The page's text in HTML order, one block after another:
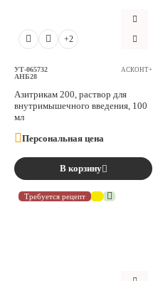
+2
УТ-065732
АНБ28
АСКОНТ+
Азитрикам 200, раствор для
внутримышечного введения, 100
мл
Персональная цена
В корзину
Требуется рецепт